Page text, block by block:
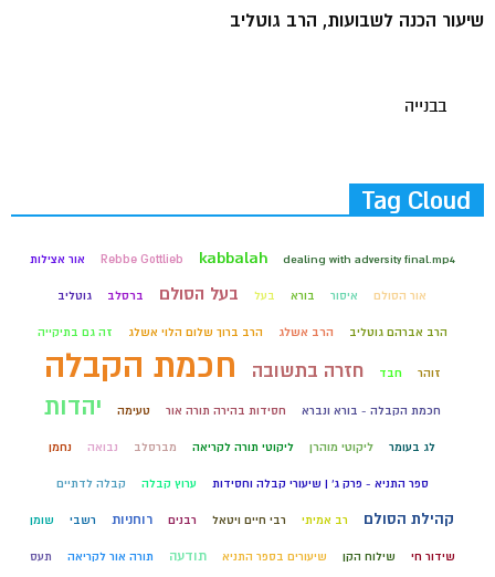
שיעור הכנה לשבועות, הרב גוטליב
בבנייה
Tag Cloud
dealing with adversity final.mp4
kabbalah
Rebbe Gottlieb אור אצילות
אור הסולם איסור בורא בעל בעל הסולם ברסלב גוטליב
הרב אברהם גוטליב הרב אשלג הרב ברוך שלום הלוי אשלג זה גם בתיקייה
זוהר חבד חזרה בתשובה חכמת הקבלה
חכמת הקבלה - בורא ונברא חסידות בהירה תורה אור טעימה יהדות
לג בעומר ליקוטי מוהרן ליקוטי תורה לקריאה מברסלב נבואה נחמן
ספר התניא - פרק ג' | שיעורי קבלה וחסידות ערוץ קבלה קבלה לדתיים
קהילת הסולם רב אמיתי רבי חיים ויטאל רבנים רוחניות רשבי שומן
שידור חי שילוח הקן שיעורים בספר התניא תודעה תורה אור לקריאה תעס